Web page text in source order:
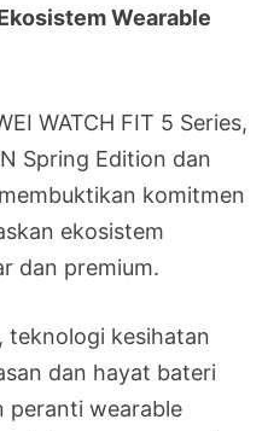
Wearable
WATCH FIT 5 Series,
Spring Edition dan
komitmen
ekosistem
dan premium.
teknologi kesihatan
dan hayat bateri
peranti wearable